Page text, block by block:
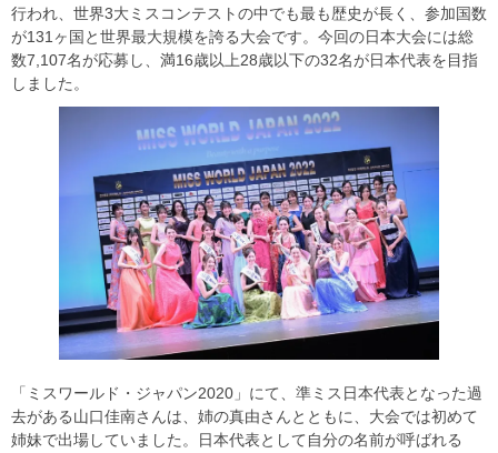
行われ、世界3大ミスコンテストの中でも最も歴史が長く、参加国数
が131ヶ国と世界最大規模を誇る大会です。今回の日本大会には総
数7,107名が応募し、満16歳以上28歳以下の32名が日本代表を目指
しました。
「ミスワールド・ジャパン2020」にて、準ミス日本代表となった過
去がある山口佳南さんは、姉の真由さんとともに、大会では初めて
姉妹で出場していました。日本代表として自分の名前が呼ばれる